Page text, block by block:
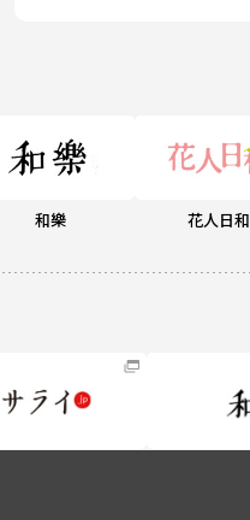
和樂 花人日和